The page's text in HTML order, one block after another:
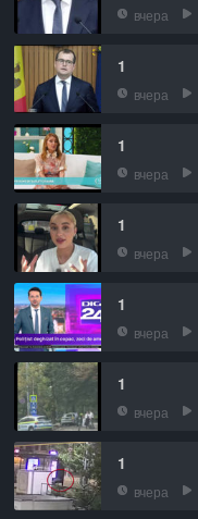
вчера
1
вчера
1
вчера
1
вчера
1
вчера
1
вчера
1
вчера